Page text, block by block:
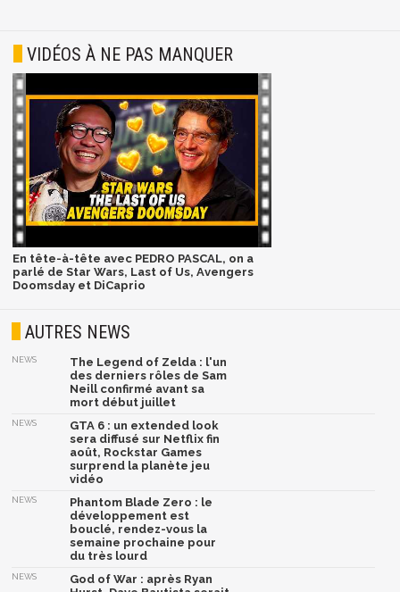
VIDÉOS À NE PAS MANQUER
En tête-à-tête avec PEDRO PASCAL, on a
parlé de Star Wars, Last of Us, Avengers
Doomsday et DiCaprio
AUTRES NEWS
NEWS
The Legend of Zelda : l'un
des derniers rôles de Sam
Neill confirmé avant sa
mort début juillet
NEWS
GTA 6 : un extended look
sera diffusé sur Netflix fin
août, Rockstar Games
surprend la planète jeu
vidéo
NEWS
Phantom Blade Zero : le
développement est
bouclé, rendez-vous la
semaine prochaine pour
du très lourd
NEWS
God of War : après Ryan